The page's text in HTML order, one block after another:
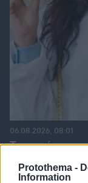
Protothema -
Information
Τα φρούτα που
καλύτερο
το λίπος στην
06.08.2026, 08:01